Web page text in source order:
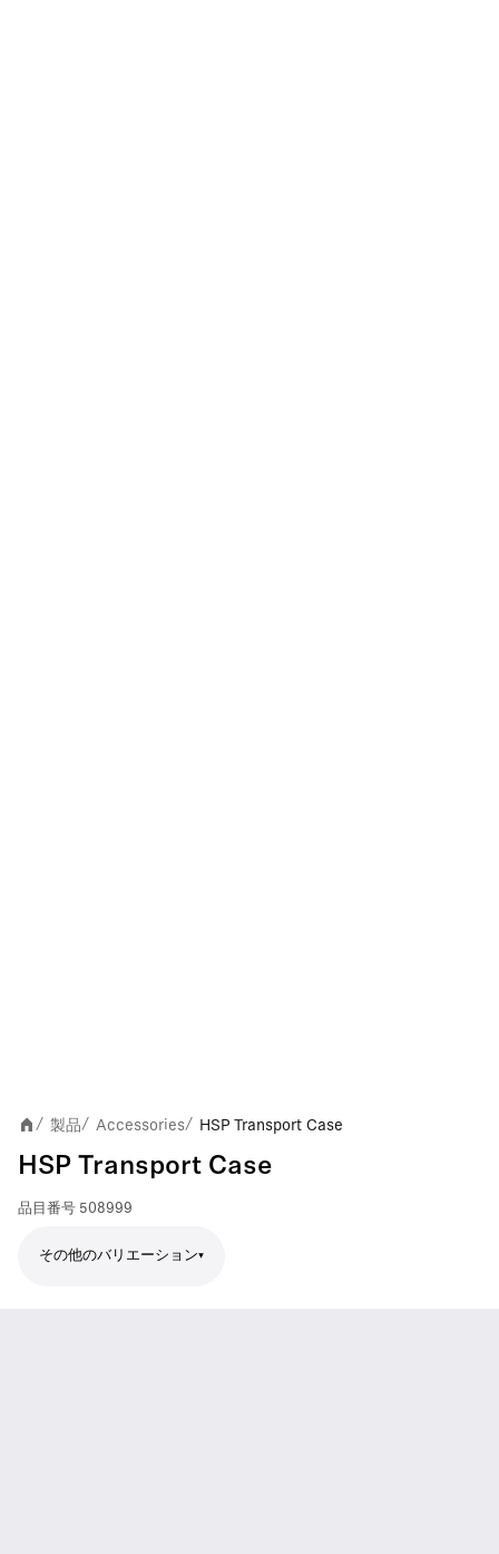
/ 製品/ Accessories/ HSP Transport Case
HSP Transport Case
品目番号 508999
その他のバリエーション